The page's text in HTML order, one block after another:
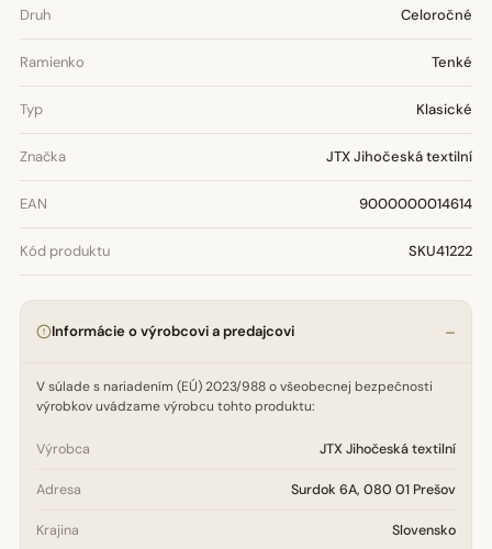
Druh Celoročné
Ramienko Tenké
Typ Klasické
Značka JTX Jihočeská textilní
EAN 9000000014614
Kód produktu SKU41222
Informácie o výrobcovi a predajcovi
V súlade s nariadením (EÚ) 2023/988 o všeobecnej bezpečnosti
výrobkov uvádzame výrobcu tohto produktu:
Výrobca JTX Jihočeská textilní
Adresa Surdok 6A, 080 01 Prešov
Krajina Slovensko